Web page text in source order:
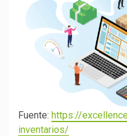
Fuente: https://
inventarios/